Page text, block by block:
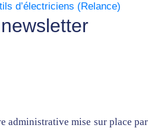
d’électriciens (Relance)
administrative mise sur place par